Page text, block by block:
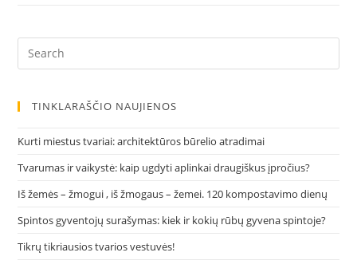
TINKLARAŠČIO NAUJIENOS
Kurti miestus tvariai: architektūros būrelio atradimai
Tvarumas ir vaikystė: kaip ugdyti aplinkai draugiškus įpročius?
Iš žemės – žmogui , iš žmogaus – žemei. 120 kompostavimo dienų
Spintos gyventojų surašymas: kiek ir kokių rūbų gyvena spintoje?
Tikrų tikriausios tvarios vestuvės!